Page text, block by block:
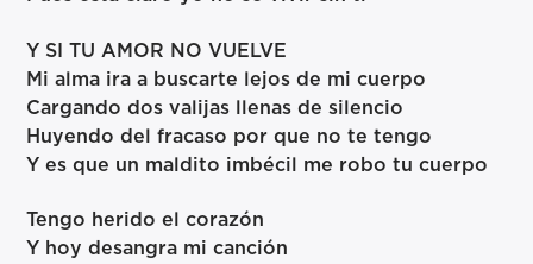
Y SI TU AMOR NO VUELVE
Mi alma ira a buscarte lejos de mi cuerpo
Cargando dos valijas llenas de silencio
Huyendo del fracaso por que no te tengo
Y es que un maldito imbécil me robo tu cuerpo
Tengo herido el corazón
Y hoy desangra mi canción